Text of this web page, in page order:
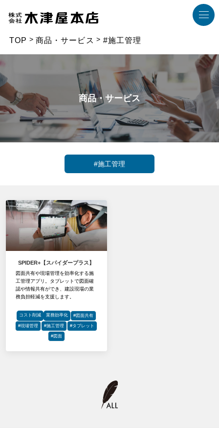
TOP 商品・サービス #施工管理
商品・サービス
#施工管理
SPIDER+【スパイダープラス】
図面共有や現場管理を効率化する施
工管理アプリ。タブレットで図面確
認や情報共有ができ、建設現場の業
務負担軽減を支援します。
コスト削減 業務効率化 #図面共有
#現場管理 #施工管理 #タブレット
#図面